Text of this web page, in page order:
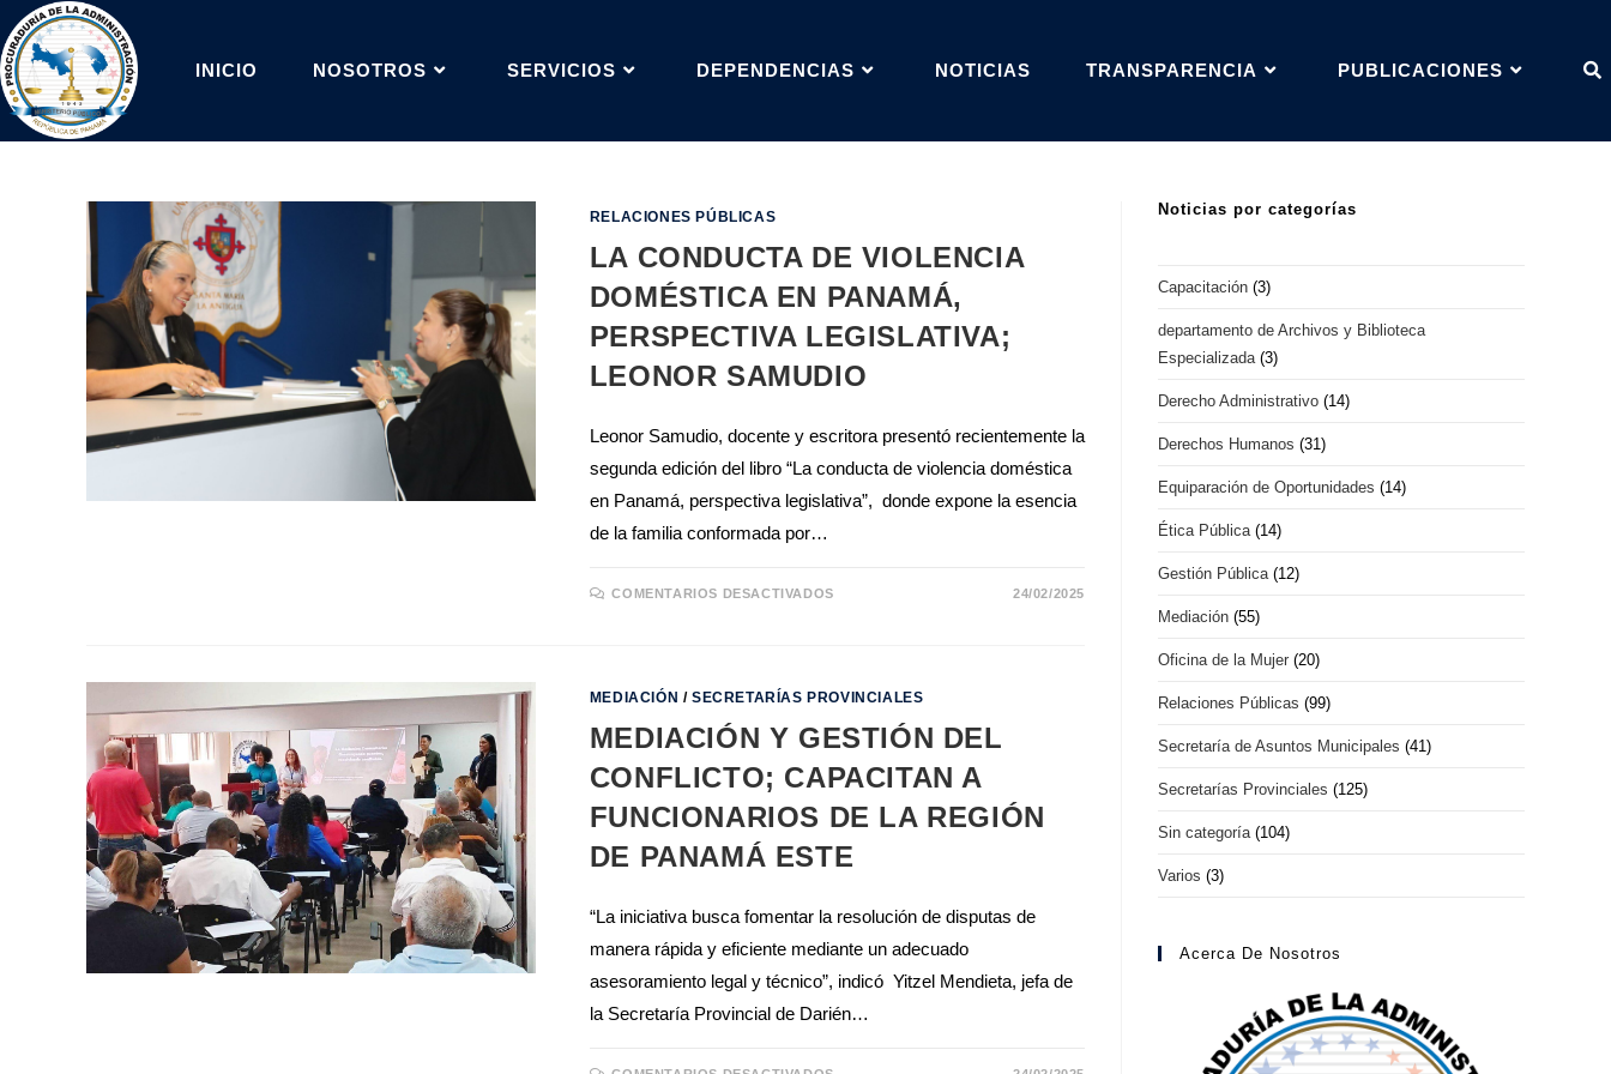
INICIO NOSOTROS SERVICIOS DEPENDENCIAS NOTICIAS TRANSPARENCIA PUBLICACIONES
RELACIONES PÚBLICAS
LA CONDUCTA DE VIOLENCIA
DOMÉSTICA EN PANAMÁ,
PERSPECTIVA LEGISLATIVA;
LEONOR SAMUDIO
Leonor Samudio, docente y escritora presentó recientemente la
segunda edición del libro “La conducta de violencia doméstica
en Panamá, perspectiva legislativa”, donde expone la esencia
de la familia conformada por…
COMENTARIOS DESACTIVADOS 24/02/2025
MEDIACIÓN /SECRETARÍAS PROVINCIALES
MEDIACIÓN Y GESTIÓN DEL
CONFLICTO; CAPACITAN A
FUNCIONARIOS DE LA REGIÓN
DE PANAMÁ ESTE
“La iniciativa busca fomentar la resolución de disputas de
manera rápida y eficiente mediante un adecuado
asesoramiento legal y técnico”, indicó Yitzel Mendieta, jefa de
la Secretaría Provincial de Darién…
Noticias por categorías
Capacitación (3)
departamento de Archivos y Biblioteca
Especializada (3)
Derecho Administrativo (14)
Derechos Humanos (31)
Equiparación de Oportunidades (14)
Ética Pública (14)
Gestión Pública (12)
Mediación (55)
Oficina de la Mujer (20)
Relaciones Públicas (99)
Secretaría de Asuntos Municipales (41)
Secretarías Provinciales (125)
Sin categoría (104)
Varios (3)
Acerca De Nosotros